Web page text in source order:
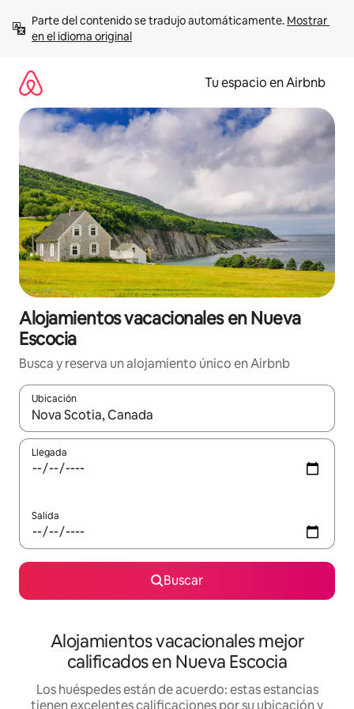
contenido
Parte del contenido se tradujo automáticamente. Mostrar
en el idioma original
Tu espacio en Airbnb
Alojamientos vacacionales en Nueva
Escocia
Busca y reserva un alojamiento único en Airbnb
Ubicación
Cuando los resultados estén disponibles, podrás navegar
Llegada
Salida
Buscar
Alojamientos vacacionales mejor
calificados en Nueva Escocia
Los huéspedes están de acuerdo: estas estancias
tienen excelentes calificaciones por su ubicación y